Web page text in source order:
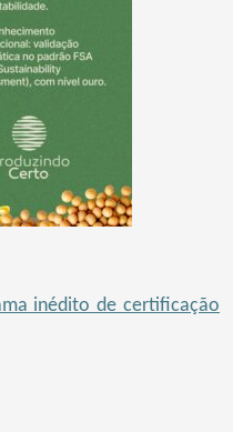
inédito de certificação